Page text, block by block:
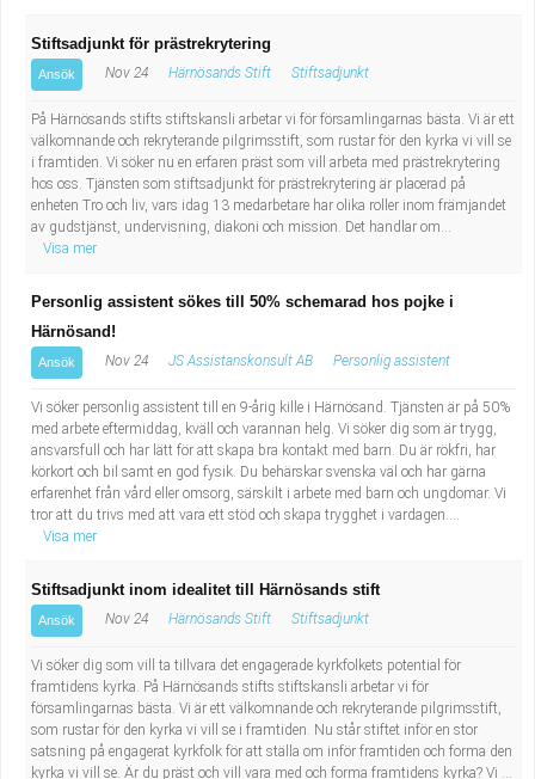
Stiftsadjunkt för prästrekrytering
Ansök Nov 24 Härnösands Stift Stiftsadjunkt
På Härnösands stifts stiftskansli arbetar vi för församlingarnas bästa. Vi är ett
välkomnande och rekryterande pilgrimsstift, som rustar för den kyrka vi vill se
i framtiden. Vi söker nu en erfaren präst som vill arbeta med prästrekrytering
hos oss. Tjänsten som stiftsadjunkt för prästrekrytering är placerad på
enheten Tro och liv, vars idag 13 medarbetare har olika roller inom främjandet
av gudstjänst, undervisning, diakoni och mission. Det handlar om...
Visa mer
Personlig assistent sökes till 50% schemarad hos pojke i
Härnösand!
Ansök Nov 24 JS Assistanskonsult AB Personlig assistent
Vi söker personlig assistent till en 9-årig kille i Härnösand. Tjänsten är på 50%
med arbete eftermiddag, kväll och varannan helg. Vi söker dig som är trygg,
ansvarsfull och har lätt för att skapa bra kontakt med barn. Du är rökfri, har
körkort och bil samt en god fysik. Du behärskar svenska väl och har gärna
erfarenhet från vård eller omsorg, särskilt i arbete med barn och ungdomar. Vi
tror att du trivs med att vara ett stöd och skapa trygghet i vardagen....
Visa mer
Stiftsadjunkt inom idealitet till Härnösands stift
Ansök Nov 24 Härnösands Stift Stiftsadjunkt
Vi söker dig som vill ta tillvara det engagerade kyrkfolkets potential för
framtidens kyrka. På Härnösands stifts stiftskansli arbetar vi för
församlingarnas bästa. Vi är ett välkomnande och rekryterande pilgrimsstift,
som rustar för den kyrka vi vill se i framtiden. Nu står stiftet inför en stor
satsning på engagerat kyrkfolk för att ställa om inför framtiden och forma den
kyrka vi vill se. Är du präst och vill vara med och forma framtidens kyrka? Vi ...